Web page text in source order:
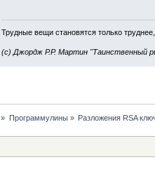
Трудные вещи становятся только
(с) Джордж Р.Р. Мартин "Таинственный
» Программулины» Разложения RSA